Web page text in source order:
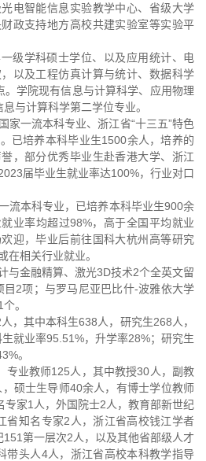
电智能信息实验教学中心、省级大学
政支持地方高校共建实验室等实验平
级学科硕士学位、以及应用统计、电
以及工程仿真计算与统计、数据科学
学院现有信息与计算科学、应用物理
与计算科学第二学位专业。
家一流本科专业、浙江省“十三五”特色
已培养本科毕业生1500余人，培养的
，部分优秀毕业生赴香港大学、浙江
届毕业生就业率达100%，行业对口
流本科专业，已培养本科毕业生900余
业率均超过98%，高于全国平均就业
迎，毕业后前往国科大杭州高等研究
在相关行业就业。
与金融精算、激光3D技术2个全英文留
目2项；与罗马尼亚巴比什-波雅依大学
。
，其中本科生638人，研究生268人，
就业率95.51%，升学率28%；研究生
。
专业教师125人， 其中教授30人，副教
硕士生导师40余人，有博士学位教师
专家1人，外国院士2人，教育部新世纪
省知名专家2人，浙江省高校钱江学者
第一层次2人，以及其他省部级人才
带头人4人，浙江省高校本科教学指导